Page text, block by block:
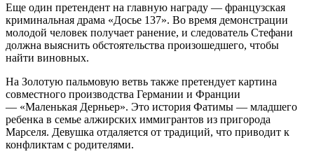
Еще один претендент на главную награду — французская
криминальная драма «Досье 137». Во время демонстрации
молодой человек получает ранение, и следователь Стефани
должна выяснить обстоятельства произошедшего, чтобы
найти виновных.
На Золотую пальмовую ветвь также претендует картина
совместного производства Германии и Франции
— «Маленькая Дерньер». Это история Фатимы — младшего
ребенка в семье алжирских иммигрантов из пригорода
Марселя. Девушка отдаляется от традиций, что приводит к
конфликтам с родителями.